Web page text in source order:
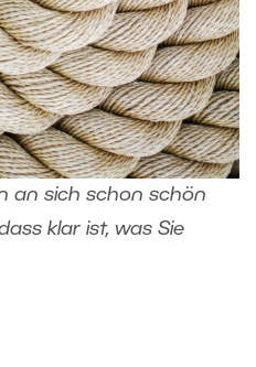
an sich schon schön
klar ist, was Sie